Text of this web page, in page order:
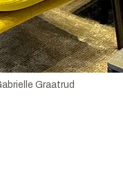
Graatrud